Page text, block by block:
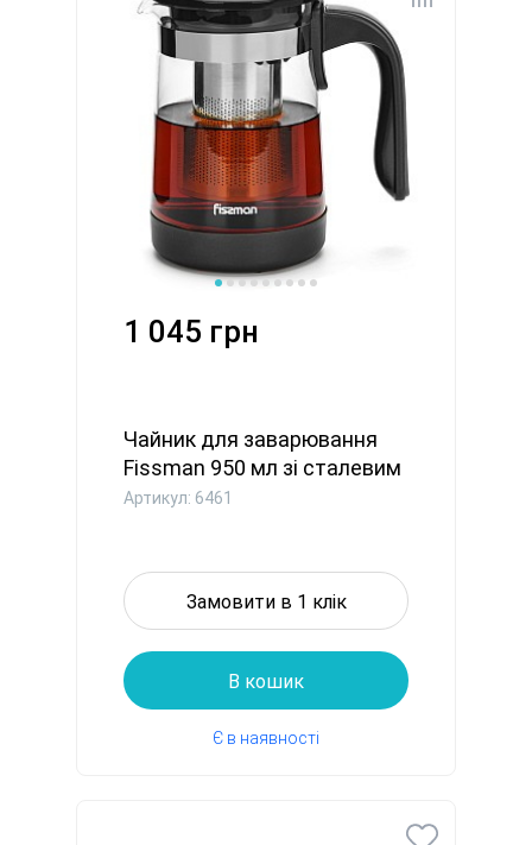
1 045 грн
Чайник для заварювання
Fissman 950 мл зі сталевим
...
Артикул: 6461
Замовити в 1 клік
В кошик
Є в наявності